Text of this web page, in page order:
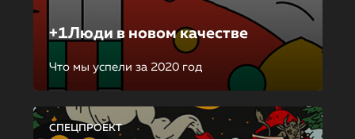
+1Люди в новом качестве
Что мы успели за 2020 год
СПЕЦПРОЕКТ